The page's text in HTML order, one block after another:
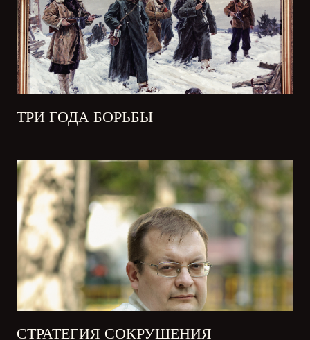
ТРИ ГОДА БОРЬБЫ
СТРАТЕГИЯ СОКРУШЕНИЯ